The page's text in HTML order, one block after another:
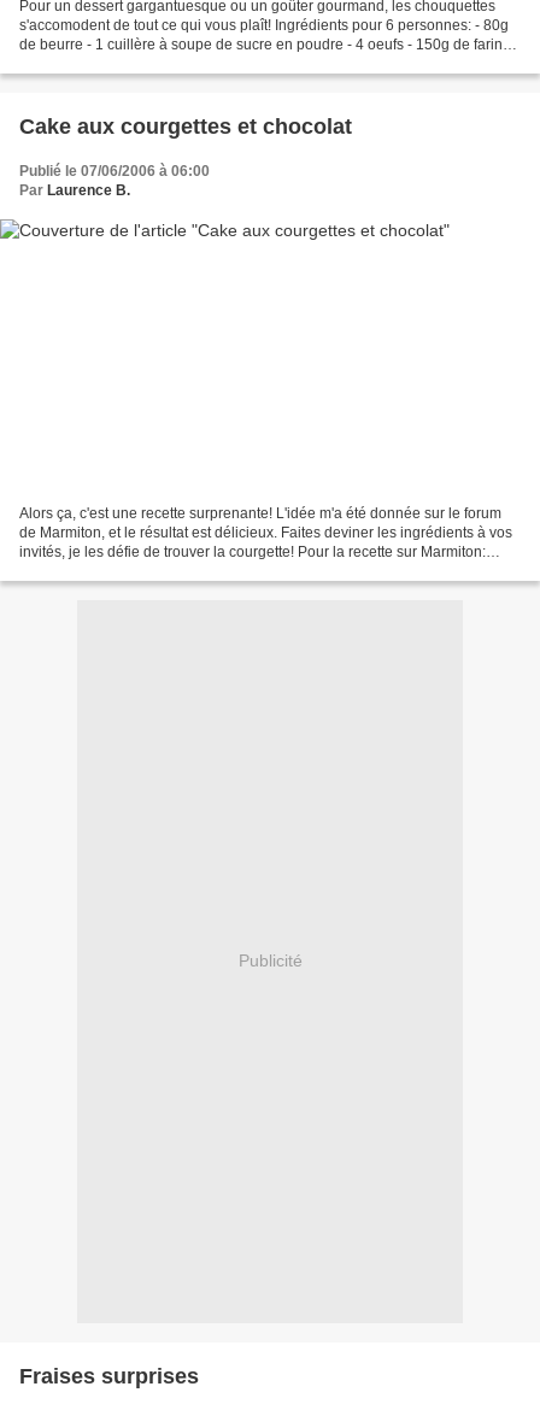
Pour un dessert gargantuesque ou un goûter gourmand, les chouquettes
s'accomodent de tout ce qui vous plaît! Ingrédients pour 6 personnes: - 80g
de beurre - 1 cuillère à soupe de sucre en poudre - 4 oeufs - 150g de farine
Cake aux courgettes et chocolat
Publié le 07/06/2006 à 06:00
Par Laurence B.
Alors ça, c'est une recette surprenante! L'idée m'a été donnée sur le forum
de Marmiton, et le résultat est délicieux. Faites deviner les ingrédients à vos
invités, je les défie de trouver la courgette! Pour la recette sur Marmiton:
Publicité
Fraises surprises